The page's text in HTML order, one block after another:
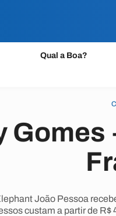
Qual a Boa?
Gomes
João Pessoa
custam a partir de R$